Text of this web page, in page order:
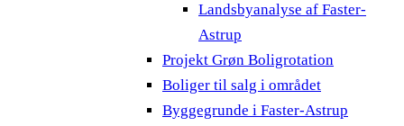
Landsbyanalyse af Faster-
Astrup
Projekt Grøn Boligrotation
Boliger til salg i området
Byggegrunde i Faster-Astrup